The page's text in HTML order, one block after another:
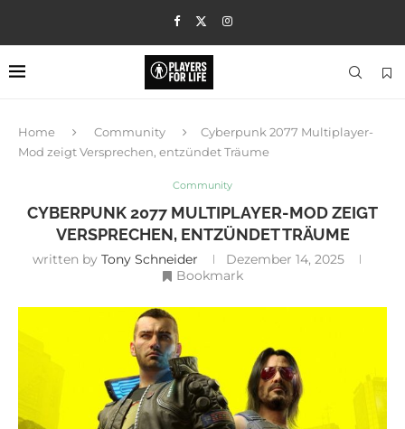
Home Community
Cyberpunk 2077 Multiplayer-
Mod zeigt Versprechen, entzündet Träume
Community
CYBERPUNK 2077 MULTIPLAYER-MOD ZEIGT
VERSPRECHEN, ENTZÜNDET TRÄUME
written by Tony Schneider
Dezember 14, 2025
Bookmark